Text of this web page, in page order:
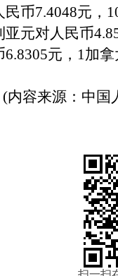
民币7.4048元，
亚元对人民币
6.8305元， 1加
内容来源：中国